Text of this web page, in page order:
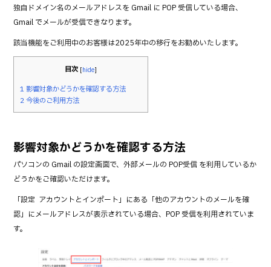
o
o
k
独自ドメイン名のメールアドレスを Gmail に POP 受信している場合、
Gmail でメールが受信できなります。
該当機能をご利用中のお客様は2025年中の移行をお勧めいたします。
目次 [hide]
1影響対象かどうかを確認する方法
2今後のご利用方法
影響対象かどうかを確認する方法
パソコンの Gmail の設定画面で、外部メールの POP受信 を利用しているか
どうかをご確認いただけます。
「設定 → アカウントとインポート」にある「他のアカウントのメールを確
認」にメールアドレスが表示されている場合、POP 受信を利用されていま
す。